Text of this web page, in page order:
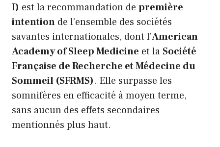
I) est la recommandation de première
intention de l’ensemble des sociétés
savantes internationales, dont l’American
Academy of Sleep Medicine et la Société
Française de Recherche et Médecine du
Sommeil (SFRMS). Elle surpasse les
somnifères en efficacité à moyen terme,
sans aucun des effets secondaires
mentionnés plus haut.